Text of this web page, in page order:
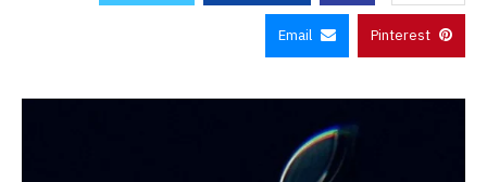
Pinterest
Email